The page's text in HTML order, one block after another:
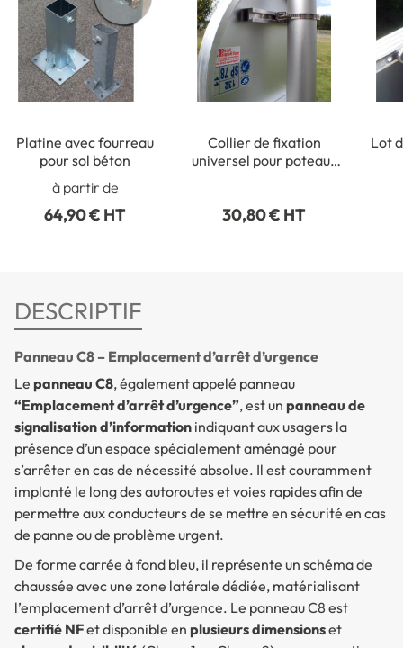
Platine avec fourreau
pour sol béton
à partir de
64,90 € HT
Collier de fixation
universel pour poteaux
30,80 € HT
Lot
DESCRIPTIF
Panneau C8 – Emplacement d’arrêt d’urgence
Le panneau C8, également appelé panneau
“Emplacement d’arrêt d’urgence”, est un panneau de
signalisation d’information indiquant aux usagers la
présence d’un espace spécialement aménagé pour
s’arrêter en cas de nécessité absolue. Il est couramment
implanté le long des autoroutes et voies rapides afin de
permettre aux conducteurs de se mettre en sécurité en cas
de panne ou de problème urgent.
De forme carrée à fond bleu, il représente un schéma de
chaussée avec une zone latérale dédiée, matérialisant
l’emplacement d’arrêt d’urgence. Le panneau C8 est
certifié NFet disponible en plusieurs dimensionset